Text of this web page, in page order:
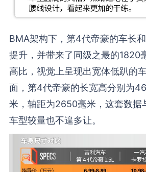
BMA架构下，第4代帝豪的车长
提升，并带来了同级之最的1820
高比，视觉上呈现出宽体低趴的
面，第4代帝豪的长宽高分别为
米，轴距为2650毫米，这套数据
车型较量也不遑多让。